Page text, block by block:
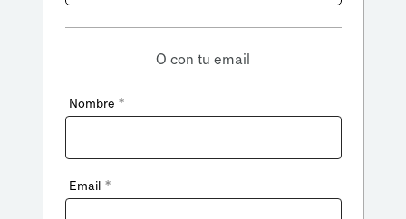
O con tu email
Nombre *
Email *